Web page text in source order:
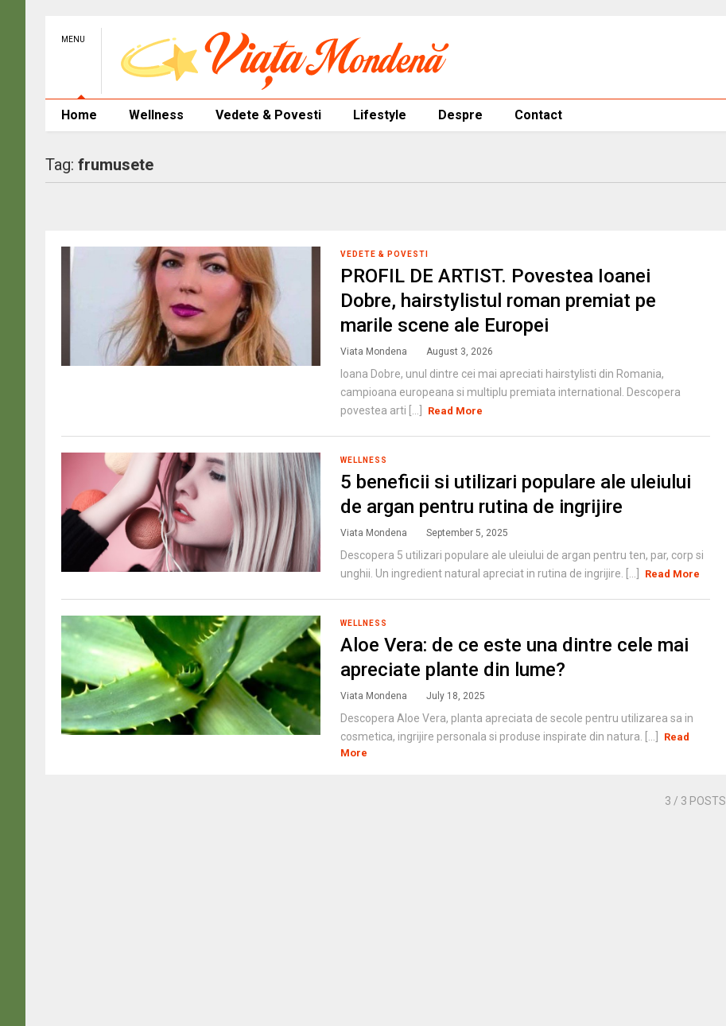
MENU
Home Wellness Vedete & Povesti Lifestyle Despre Contact
Tag: frumusete
VEDETE & POVESTI
PROFIL DE ARTIST. Povestea Ioanei
Dobre, hairstylistul roman premiat pe
marile scene ale Europei
Viata Mondena August 3, 2026
Ioana Dobre, unul dintre cei mai apreciati hairstylisti din Romania,
campioana europeana si multiplu premiata international. Descopera
povestea arti [...]
Read More
WELLNESS
5 beneficii si utilizari populare ale uleiului
de argan pentru rutina de ingrijire
Viata Mondena September 5, 2025
Descopera 5 utilizari populare ale uleiului de argan pentru ten, par, corp si
unghii. Un ingredient natural apreciat in rutina de ingrijire. [...]
Read More
WELLNESS
Aloe Vera: de ce este una dintre cele mai
apreciate plante din lume?
Viata Mondena July 18, 2025
Descopera Aloe Vera, planta apreciata de secole pentru utilizarea sa in
cosmetica, ingrijire personala si produse inspirate din natura. [...]
Read
More
3 / 3 POSTS